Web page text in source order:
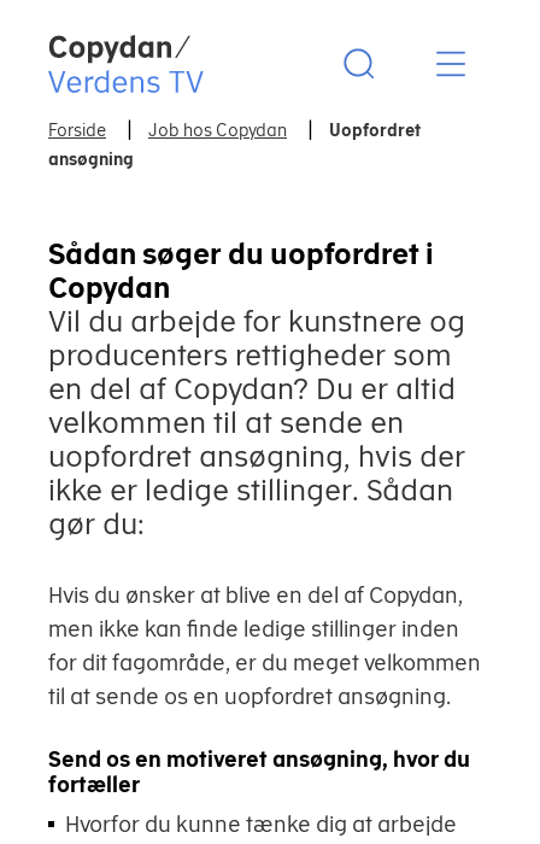
Copydan Logo
Forside Job hos Copydan
Uopfordret
ansøgning
Sådan søger du uopfordret i
Copydan
Vil du arbejde for kunstnere og
producenters rettigheder som
en del af Copydan? Du er altid
velkommen til at sende en
uopfordret ansøgning, hvis der
ikke er ledige stillinger. Sådan
gør du:
Hvis du ønsker at blive en del af Copydan,
men ikke kan finde ledige stillinger inden
for dit fagområde, er du meget velkommen
til at sende os en uopfordret ansøgning.
Send os en motiveret ansøgning, hvor du
fortæller
Hvorfor du kunne tænke dig at arbejde